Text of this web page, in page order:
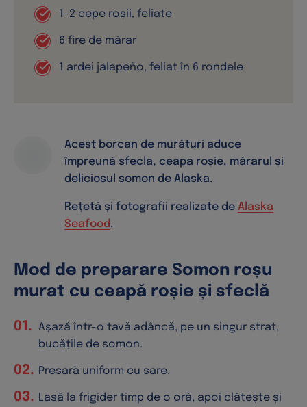
Acest borcan de murături aduce
împreună sfecla, ceapa roșie, mărarul și
deliciosul somon de Alaska.
Rețetă și fotografii realizate de Alaska
Seafood.
Mod de preparare Somon roșu
murat cu ceapă roșie și sfeclă
Așază într-o tavă adâncă, pe un singur strat,
bucățile de somon.
Presară uniform cu sare.
Lasă la frigider timp de o oră, apoi clătește și